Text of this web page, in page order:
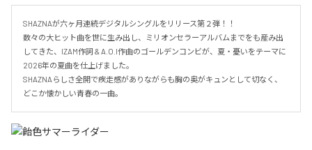
SHAZNAが六ヶ月連続デジタルシングルをリリース第２弾！！
数々の大ヒット曲を世に生み出し、ミリオンセラーアルバムまでをも産み出
してきた、IZAM作詞 & A.O.I作曲のゴールデンコンビが、夏・憂いをテーマに
2026年の夏曲を仕上げました。
SHAZNAらしさ全開で疾走感がありながらも胸の奥がキュンとして切なく、
どこか懐かしい青春の一曲。